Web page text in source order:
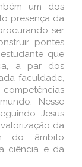
um dos
presença da
ser
pontes
que
a par dos
faculdade,
Nesse
Jesus
da
do âmbito
ciência e da